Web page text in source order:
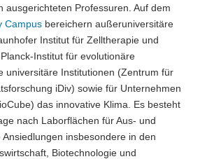
ausgerichteten Professuren. Auf dem
Campus bereichern außeruniversitäre
Institut für Zelltherapie und
Institut für evolutionäre
universitäre Institutionen (Zentrum für
iDiv) sowie für Unternehmen
das innovative Klima. Es besteht
nach Laborflächen für Aus- und
insbesondere in den
Biotechnologie und